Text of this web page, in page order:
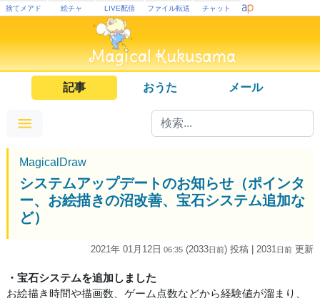
捨てメアド 絵チャ LIVE配信 ファイル転送 チャット
記事 おうた メール
MagicalDraw
システムアップデートのお知らせ（ポインタ
ー、お絵描きの沼改善、宝石システム追加な
ど）
2021年 01月12日 06:35 (2033日前) 投稿 | 2031 日前 更新
・宝石システムを追加しました
お絵描き時間や描画数、ゲーム点数などから経験値が溜まり、